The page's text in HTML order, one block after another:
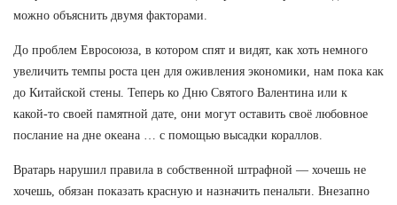
можно объяснить двумя факторами.
До проблем Евросоюза, в котором спят и видят, как хоть немного
увеличить темпы роста цен для оживления экономики, нам пока как
до Китайской стены. Теперь ко Дню Святого Валентина или к
какой-то своей памятной дате, они могут оставить своё любовное
послание на дне океана … с помощью высадки кораллов.
Вратарь нарушил правила в собственной штрафной — хочешь не
хочешь, обязан показать красную и назначить пенальти. Внезапно